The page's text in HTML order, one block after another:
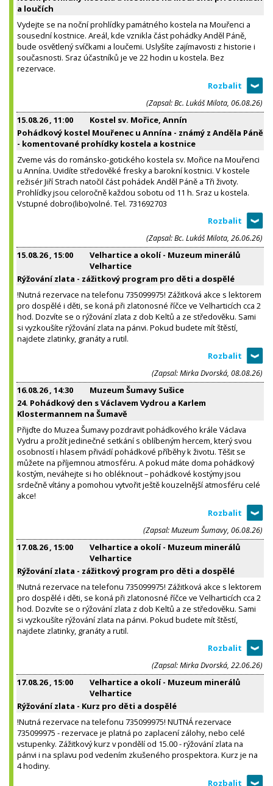
a loučích
Vydejte se na noční prohlídky památného kostela na Mouřenci a
sousední kostnice. Areál, kde vznikla část pohádky Anděl Páně,
bude osvětlený svíčkami a loučemi. Uslyšíte zajímavosti z historie i
současnosti. Sraz účastníků je ve 22 hodin u kostela. Bez
rezervace.
(Zapsal: Bc. Lukáš Milota, 06.08.26)
15.08.26, 11:00
Kostel sv. Mořice, Annín
Pohádkový kostel Mouřenec u Annína - známý z Anděla Páně
- komentované prohídky kostela a kostnice
Zveme vás do románsko-gotického kostela sv. Mořice na Mouřenci
u Annína. Uvidíte středověké fresky a barokní kostnici. V kostele
režisér Jiří Strach natočil část pohádek Anděl Páně a Tři životy.
Prohlídky jsou celoročně každou sobotu od 11 h. Sraz u kostela.
Vstupné dobro(libo)volné. Tel. 731692703
(Zapsal: Bc. Lukáš Milota, 26.06.26)
15.08.26, 15:00
Velhartice a okolí - Muzeum minerálů
Velhartice
Rýžování zlata - zážitkový program pro děti a dospělé
!Nutná rezervace na telefonu 735099975! Zážitková akce s lektorem
pro dospělé i děti, se koná při zlatonosné říčce ve Velharticích cca 2
hod. Dozvíte se o rýžování zlata z dob Keltů a ze středověku. Sami
si vyzkoušíte rýžování zlata na pánvi. Pokud budete mít štěstí,
najdete zlatinky, granáty a rutil.
(Zapsal: Mirka Dvorská, 08.08.26)
16.08.26, 14:30
Muzeum Šumavy Sušice
24. Pohádkový den s Václavem Vydrou a Karlem
Klostermannem na Šumavě
Přijďte do Muzea Šumavy pozdravit pohádkového krále Václava
Vydru a prožít jedinečné setkání s oblíbeným hercem, který svou
osobností i hlasem přivádí pohádkové příběhy k životu. Těšit se
můžete na příjemnou atmosféru. A pokud máte doma pohádkový
kostým, neváhejte si ho obléknout – pohádkové kostýmy jsou
srdečně vítány a pomohou vytvořit ještě kouzelnější atmosféru celé
akce!
(Zapsal: Muzeum Šumavy, 06.08.26)
17.08.26, 15:00
Velhartice a okolí - Muzeum minerálů
Velhartice
Rýžování zlata - zážitkový program pro děti a dospělé
!Nutná rezervace na telefonu 735099975! Zážitková akce s lektorem
pro dospělé i děti, se koná při zlatonosné říčce ve Velharticích cca 2
hod. Dozvíte se o rýžování zlata z dob Keltů a ze středověku. Sami
si vyzkoušíte rýžování zlata na pánvi. Pokud budete mít štěstí,
najdete zlatinky, granáty a rutil.
(Zapsal: Mirka Dvorská, 22.06.26)
17.08.26, 15:00
Velhartice a okolí - Muzeum minerálů
Velhartice
Rýžování zlata - Kurz pro děti a dospělé
!Nutná rezervace na telefonu 735099975! NUTNÁ rezervace
735099975 - rezervace je platná po zaplacení zálohy, nebo celé
vstupenky. Zážitkový kurz v pondělí od 15.00 - rýžování zlata na
pánvi i na splavu pod vedením zkušeného prospektora. Kurz je na
4 hodiny.